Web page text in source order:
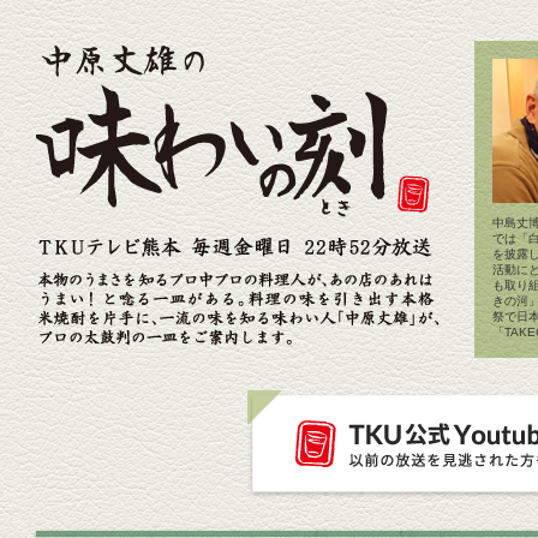
中島丈
では「
を披露
活動に
も取り
きの河
祭で日
「